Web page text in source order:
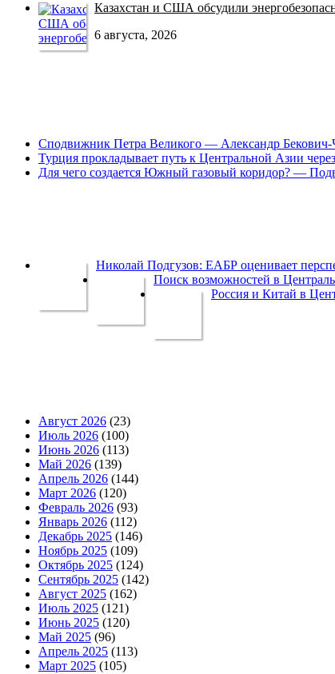
Казахстан и США обсудили
6 августа, 2026
Сподвижник Петра Великого — Александр Бекович-
Турция прокладывает путь к Центральной Азии
Для чего создается Южный газовый коридор? —
Николай Подгузов: ЕАБР оценивает
Поиск возможностей в
Россия и Китай в
Август 2026 (23)
Июль 2026 (100)
Июнь 2026 (113)
Май 2026 (139)
Апрель 2026 (144)
Март 2026 (120)
Февраль 2026 (93)
Январь 2026 (112)
Декабрь 2025 (146)
Ноябрь 2025 (109)
Октябрь 2025 (124)
Сентябрь 2025 (142)
Август 2025 (162)
Июль 2025 (121)
Июнь 2025 (120)
Май 2025 (96)
Апрель 2025 (113)
Март 2025 (105)